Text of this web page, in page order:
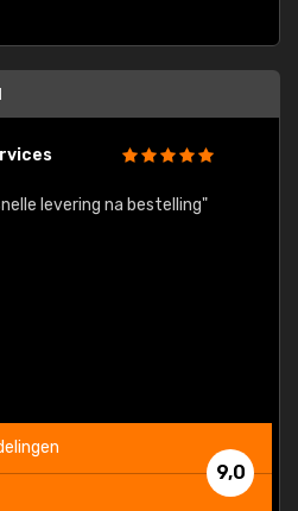
levering na bestelling"
9,0